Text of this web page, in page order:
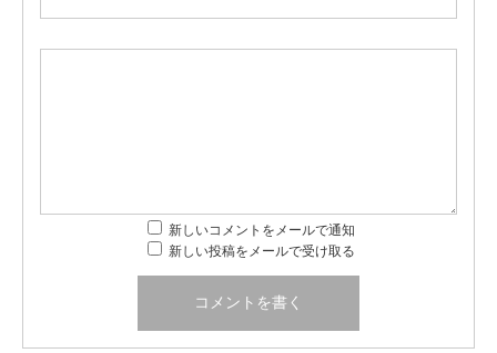
新しいコメントをメールで通知
新しい投稿をメールで受け取る